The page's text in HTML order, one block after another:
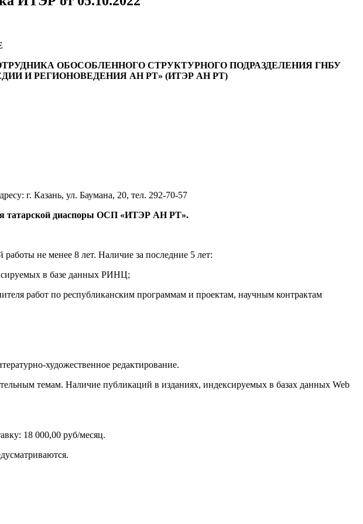
ОБОСОБЛЕННОГО СТРУКТУРНОГО ПОДРАЗДЕЛЕНИЯ ГНБУ
И РЕГИОНОВЕДЕНИЯ АН РТ» (ИТЭР АН РТ)
г. Казань, ул. Баумана, 20, тел. 292-70-57
татарской диаспоры ОСП «ИТЭР АН РТ».
не менее 8 лет. Наличие за последние 5 лет:
в базе данных РИНЦ;
работ по республиканским программам и проектам, научным контрактам
художественное редактирование.
темам. Наличие публикаций в изданиях, индексируемых в базах данных Web
18 000,00 руб/месяц.